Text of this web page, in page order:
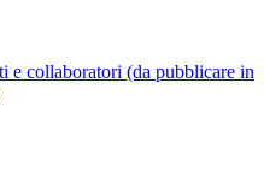
e collaboratori (da pubblicare in